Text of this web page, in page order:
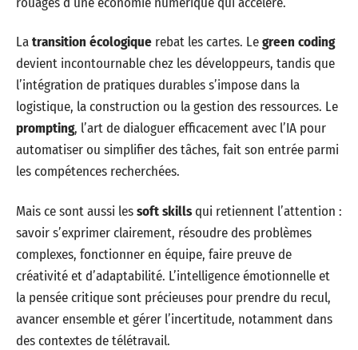
Latransition écologique rebat les cartes. Legreen coding
devient incontournable chez les développeurs, tandis que
l’intégration de pratiques durables s’impose dans la
logistique, la construction ou la gestion des ressources. Le
prompting, l’art de dialoguer efficacement avec l’IA pour
automatiser ou simplifier des tâches, fait son entrée parmi
les compétences recherchées.
Mais ce sont aussi lessoft skillsqui retiennent l’attention :
savoir s’exprimer clairement, résoudre des problèmes
complexes, fonctionner en équipe, faire preuve de
créativité et d’adaptabilité. L’intelligence émotionnelle et
la pensée critique sont précieuses pour prendre du recul,
avancer ensemble et gérer l’incertitude, notamment dans
des contextes de télétravail.